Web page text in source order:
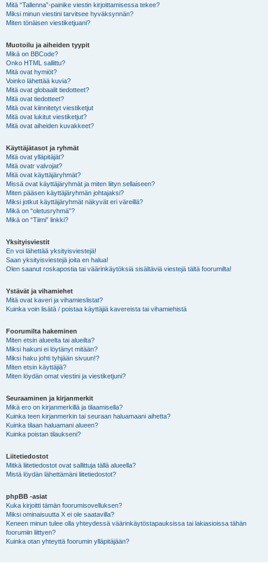
Mitä “Tallenna”-painike viestin kirjoittamisessa tekee?
Miksi minun viestini tarvitsee hyväksynnän?
Miten tönäisen viestiketjuani?
Muotoilu ja aiheiden tyypit
Mikä on BBCode?
Onko HTML sallittu?
Mitä ovat hymiöt?
Voinko lähettää kuvia?
Mitä ovat globaalit tiedotteet?
Mitä ovat tiedotteet?
Mitä ovat kiinnitetyt viestiketjut
Mitä ovat lukitut viestiketjut?
Mitä ovat aiheiden kuvakkeet?
Käyttäjätasot ja ryhmät
Mitä ovat ylläpitäjät?
Mitä ovatr valvojat?
Mitä ovat käyttäjäryhmät?
Missä ovat käyttäjäryhmät ja miten liityn sellaiseen?
Miten pääsen käyttäjäryhmän johtajaksi?
Miksi jotkut käyttäjäryhmät näkyvät eri väreillä?
Mikä on “oletusryhmä”?
Mikä on “Tiimi” linkki?
Yksityisviestit
En voi lähettää yksityisviestejä!
Saan yksityisviestejä joita en halua!
Olen saanut roskapostia tai väärinkäytöksiä sisältäviä viestejä tältä foorumilta!
Ystävät ja vihamiehet
Mitä ovat kaveri ja vihamieslistat?
Kuinka voin lisätä / poistaa käyttäjiä kavereista tai vihamiehistä
Foorumilta hakeminen
Miten etsin alueelta tai alueilta?
Miksi hakuni ei löytänyt mitään?
Miksi haku johti tyhjään sivuun!?
Miten etsin käyttäjiä?
Miten löydän omat viestini ja viestiketjuni?
Seuraaminen ja kirjanmerkit
Mikä ero on kirjanmerkillä ja tilaamisella?
Kuinka teen kirjanmerkin tai seuraan haluamaani aihetta?
Kuinka tilaan haluamani alueen?
Kuinka poistan tilaukseni?
Liitetiedostot
Mitkä liitetiedostot ovat sallittuja tällä alueella?
Mistä löydän lähettämäni liitetiedostot?
phpBB -asiat
Kuka kirjoitti tämän foorumisovelluksen?
Miksi ominaisuutta X ei ole saatavilla?
Keneen minun tulee olla yhteydessä väärinkäytöstapauksissa tai lakiasioissa tähän
foorumiin liittyen?
Kuinka otan yhteyttä foorumin ylläpitäjään?